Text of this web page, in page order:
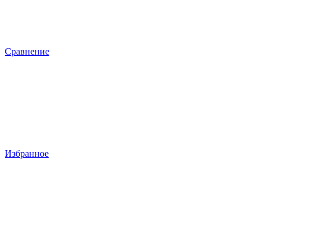
Сравнение
Избранное